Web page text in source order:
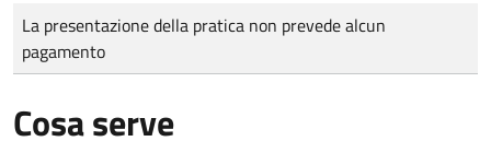
Tipo di pagamento
Importo
La presentazione della pratica non prevede alcun
pagamento
Cosa serve